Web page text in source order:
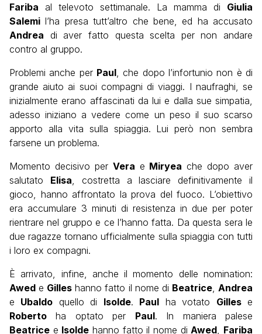
Fariba al televoto settimanale. La mamma di Giulia
Salemi l’ha presa tutt’altro che bene, ed ha accusato
Andrea di aver fatto questa scelta per non andare
contro al gruppo.
Problemi anche per Paul, che dopo l’infortunio non è di
grande aiuto ai suoi compagni di viaggi. I naufraghi, se
inizialmente erano affascinati da lui e dalla sue simpatia,
adesso iniziano a vedere come un peso il suo scarso
apporto alla vita sulla spiaggia. Lui però non sembra
farsene un problema.
Momento decisivo per Vera e Miryea che dopo aver
salutato Elisa, costretta a lasciare definitivamente il
gioco, hanno affrontato la prova del fuoco. L’obiettivo
era accumulare 3 minuti di resistenza in due per poter
rientrare nel gruppo e ce l’hanno fatta. Da questa sera le
due ragazze tornano ufficialmente sulla spiaggia con tutti
i loro ex compagni.
È arrivato, infine, anche il momento delle nomination:
Awed e Gilles hanno fatto il nome di Beatrice,Andrea
e Ubaldo quello di Isolde. Paul ha votato Gillese
Roberto ha optato per Paul. In maniera palese
Beatrice e Isolde hanno fatto il nome diAwed, Fariba